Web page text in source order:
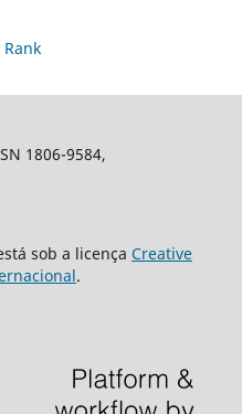
1806-9584,
sob a licença Creative
.